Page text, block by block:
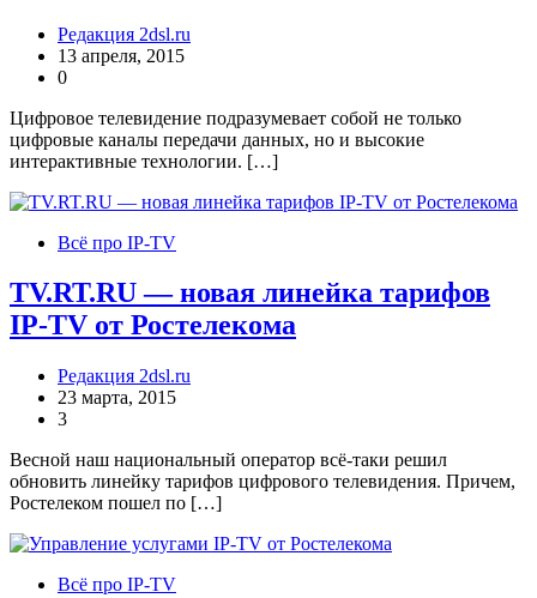
Редакция 2dsl.ru
13 апреля, 2015
0
Цифровое телевидение подразумевает собой не только
цифровые каналы передачи данных, но и высокие
интерактивные технологии. […]
Всё про IP-TV
TV.RT.RU — новая линейка тарифов
IP-TV от Ростелекома
Редакция 2dsl.ru
23 марта, 2015
3
Весной наш национальный оператор всё-таки решил
обновить линейку тарифов цифрового телевидения. Причем,
Ростелеком пошел по […]
Всё про IP-TV